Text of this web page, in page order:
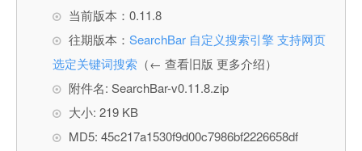
当前版本：0.11.8
往期版本： SearchBar 自定义搜索引擎 支持网页
选定关键词搜索 （← 查看旧版 更多介绍）
附件名: SearchBar-v0.11.8.zip
大小: 219 KB
MD5: 45c217a1530f9d00c7986bf2226658df